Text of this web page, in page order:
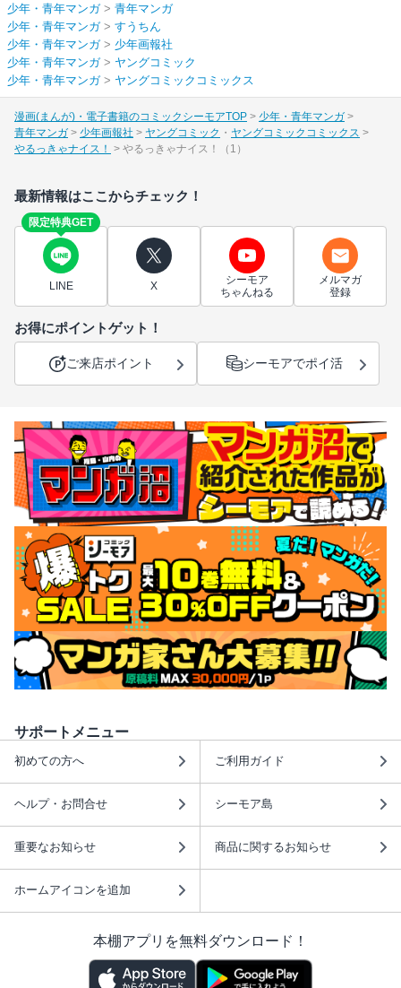
少年・青年マンガ> 青年マンガ
少年・青年マンガ> すうちん
少年・青年マンガ> 少年画報社
少年・青年マンガ> ヤングコミック
少年・青年マンガ> ヤングコミックコミックス
漫画(まんが)・電子書籍のコミックシーモアTOP
少年・青年マンガ
青年マンガ
少年画報社 ヤングコミック
ヤングコミックコミックス
やるっきゃナイス！
やるっきゃナイス！（1）
最新情報はここからチェック！
限定特典GET
LINE X
シーモア
ちゃんねる
メルマガ
登録
お得にポイントゲット！
ご来店ポイント シーモアでポイ活
サポートメニュー
初めての方へ ご利用ガイド
ヘルプ・お問合せ シーモア島
重要なお知らせ 商品に関するお知らせ
ホームアイコンを追加
本棚アプリを無料ダウンロード！